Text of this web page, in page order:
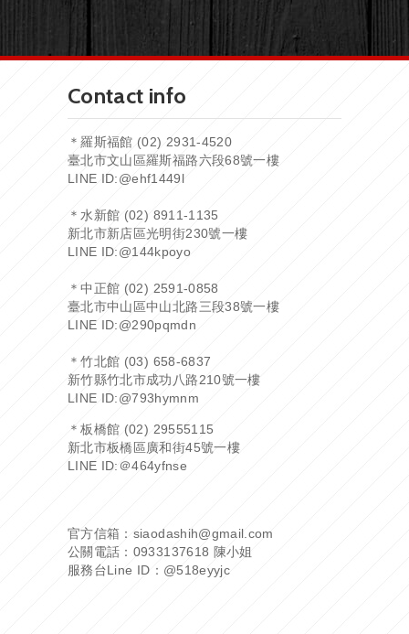
Contact info
＊羅斯福館 (02) 2931-4520
臺北市文山區羅斯福路六段68號一樓
LINE ID:@ehf1449l
＊水新館 (02) 8911-1135
新北市新店區光明街230號一樓
LINE ID:@144kpoyo
＊中正館 (02) 2591-0858
臺北市中山區中山北路三段38號一樓
LINE ID:@290pqmdn
＊竹北館 (03) 658-6837
新竹縣竹北市成功八路210號一樓
LINE ID:@793hymnm
＊板橋館 (02) 29555115
新北市板橋區廣和街45號一樓
LINE ID: ＠464yfnse
官方信箱：siaodashih@gmail.com
公關電話：0933137618 陳小姐
服務台Line ID： @518eyyjc